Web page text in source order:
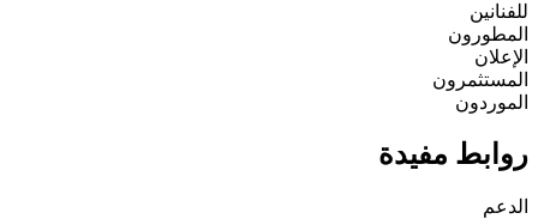
للفنانين
المطورون
الإعلان
المستثمرون
الموردون
روابط مفيدة
الدعم